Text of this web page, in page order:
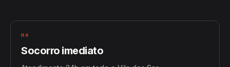
H4
Socorro imediato